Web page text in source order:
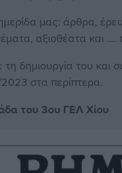
μας: άρθρα,
αξιοθέατα και
δημιουργία του και
στα περίπτερα.
του 3ου ΓΕΛ Χίου